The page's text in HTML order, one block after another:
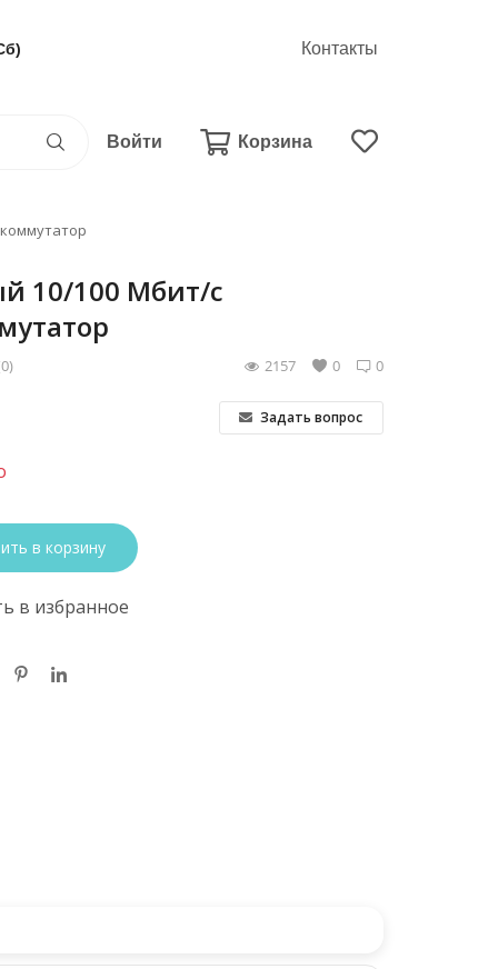
Контакты
Войти Корзина
10/100 Мбит/с
0
0
2157
Задать вопрос
в корзину
в избранное